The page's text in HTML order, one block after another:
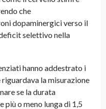
che
dopaminergici verso il
selettivo nella
hanno addestrato i
la misurazione
se la durata
più o meno lunga di 1,5